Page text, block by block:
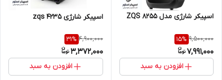
اسپیکر شارژی مدل 8255 ZQS
9,500,000
15%
7,991,000
افزودن به سبد
اسپیکر شارژی zqs 4235
4,900,000
31%
3,372,000
افزودن به سبد